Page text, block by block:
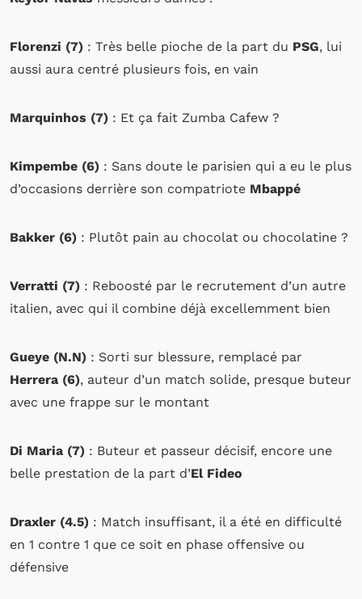
Florenzi (7) : Très belle pioche de la part du PSG, lui
aussi aura centré plusieurs fois, en vain
Marquinhos (7) : Et ça fait Zumba Cafew ?
Kimpembe (6) : Sans doute le parisien qui a eu le plus
d’occasions derrière son compatriote Mbappé
Bakker (6) : Plutôt pain au chocolat ou chocolatine ?
Verratti (7) : Reboosté par le recrutement d’un autre
italien, avec qui il combine déjà excellemment bien
Gueye (N.N) : Sorti sur blessure, remplacé par
Herrera (6), auteur d’un match solide, presque buteur
avec une frappe sur le montant
Di Maria (7) : Buteur et passeur décisif, encore une
belle prestation de la part d’El Fideo
Draxler (4.5) : Match insuffisant, il a été en difficulté
en 1 contre 1 que ce soit en phase offensive ou
défensive